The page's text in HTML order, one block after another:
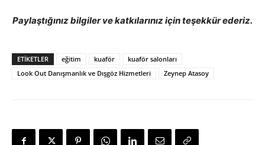
Paylaştığınız bilgiler ve katkılarınız için teşekkür ederiz.
ETIKETLER eğitim kuaför
kuaför salonları
Look Out Danışmanlık ve Dışgöz Hizmetleri
Zeynep Atasoy